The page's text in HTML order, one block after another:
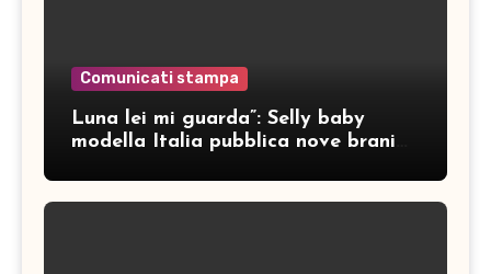
Comunicati stampa
Luna lei mi guarda”: Selly baby
modella Italia pubblica nove brani